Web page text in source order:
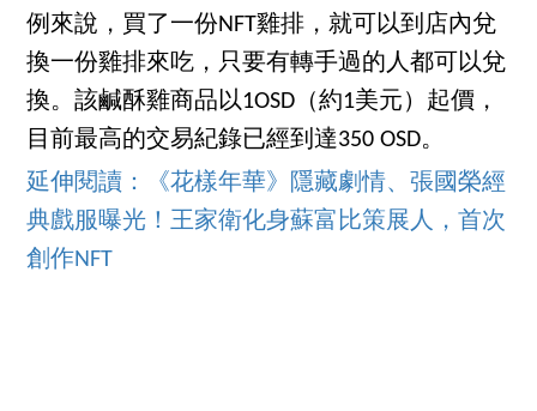
例來說，買了一份NFT雞排，就可以到店內兌
換一份雞排來吃，只要有轉手過的人都可以兌
換。該鹹酥雞商品以1OSD（約1美元）起價，
目前最高的交易紀錄已經到達350 OSD。
延伸閱讀：《花樣年華》隱藏劇情、張國榮經
典戲服曝光！王家衛化身蘇富比策展人，首次
創作NFT